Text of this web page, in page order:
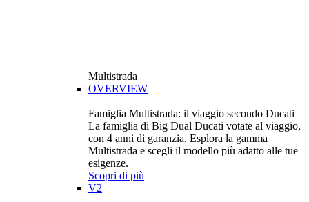
Multistrada
OVERVIEW
Famiglia Multistrada: il viaggio secondo Ducati
La famiglia di Big Dual Ducati votate al viaggio,
con 4 anni di garanzia. Esplora la gamma
Multistrada e scegli il modello più adatto alle tue
esigenze.
Scopri di più
V2